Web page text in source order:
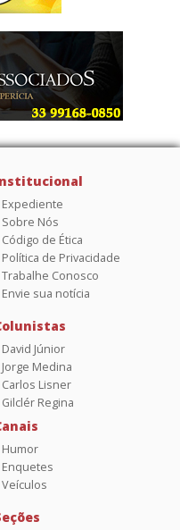
Expediente
Sobre Nós
Código de Ética
Política de Privacidade
Trabalhe Conosco
Envie sua notícia
David Júnior
Jorge Medina
Carlos Lisner
Gilclér Regina
Humor
Enquetes
Veículos